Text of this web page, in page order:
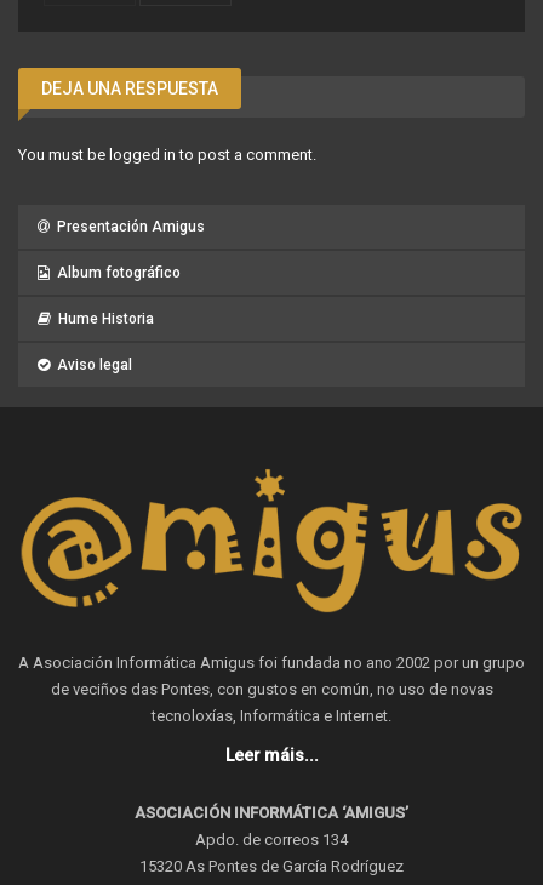
DEJA UNA RESPUESTA
You must be logged in to post a comment.
Presentación Amigus
Album fotográfico
Hume Historia
Aviso legal
A Asociación Informática Amigus foi fundada no ano 2002 por un grupo
de veciños das Pontes, con gustos en común, no uso de novas
tecnoloxías, Informática e Internet.
Leer máis...
ASOCIACIÓN INFORMÁTICA ‘AMIGUS’
Apdo. de correos 134
15320 As Pontes de García Rodríguez